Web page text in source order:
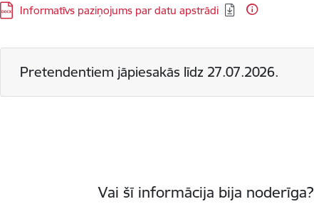
Lejupielādēt:
Informatīvs paziņojums par datu apstrādi
Pretendentiem jāpiesakās līdz 27.07.2026.
Vai šī informācija bija noderīga?